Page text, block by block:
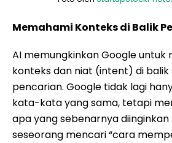
Memahami Konteks di Balik
AI memungkinkan Google untuk
konteks dan niat (intent) di balik
pencarian. Google tidak lagi
kata-kata yang sama, tetapi
apa yang sebenarnya diinginkan
seseorang mencari “cara